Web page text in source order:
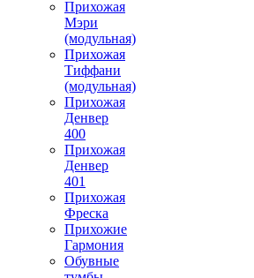
Прихожая
Мэри
(модульная)
Прихожая
Тиффани
(модульная)
Прихожая
Денвер
400
Прихожая
Денвер
401
Прихожая
Фреска
Прихожие
Гармония
Обувные